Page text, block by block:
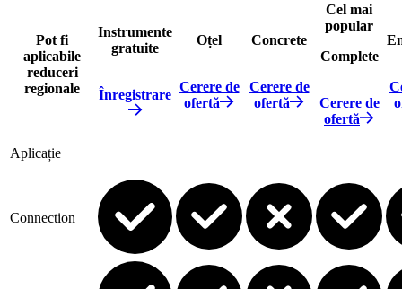
Pot fi
aplicabile
reduceri
regionale
Instrumente
gratuite
Înregistrare
Oțel
Cerere de
ofertă
Concrete
Cerere de
ofertă
Cel mai
popular
Complete
Cerere de
ofertă
Aplicație
Connection